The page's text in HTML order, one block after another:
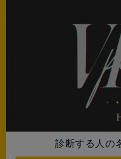
診断する人の